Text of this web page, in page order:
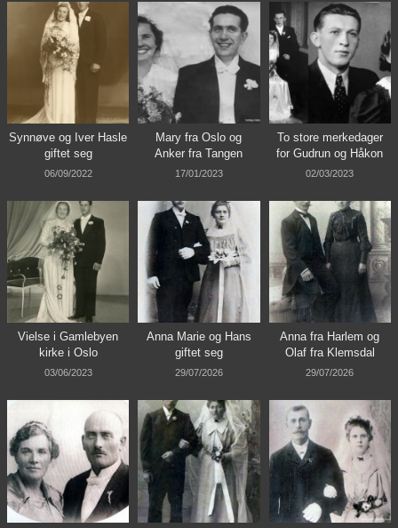
Synnøve og Iver Hasle
giftet seg
06/09/2022
Mary fra Oslo og
Anker fra Tangen
17/01/2023
To store merkedager
for Gudrun og Håkon
02/03/2023
Vielse i Gamlebyen
kirke i Oslo
03/06/2023
Anna Marie og Hans
giftet seg
29/07/2026
Anna fra Harlem og
Olaf fra Klemsdal
29/07/2026